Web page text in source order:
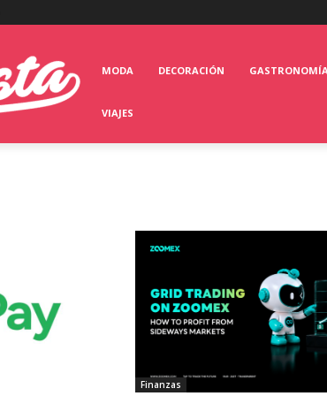
MODA DECORACIÓN
VIAJES
Finanzas